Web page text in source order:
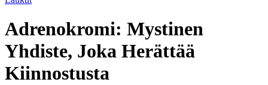
Adrenokromi: Mystinen
Yhdiste, Joka Herättää
Kiinnostusta